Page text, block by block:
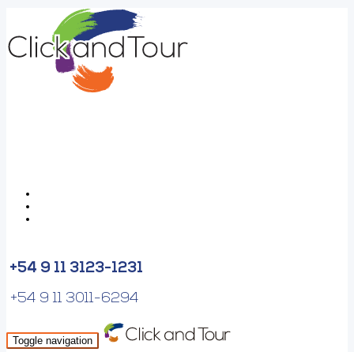
+54 9 11 3123-1231
+54 9 11 3011-6294
Toggle navigation